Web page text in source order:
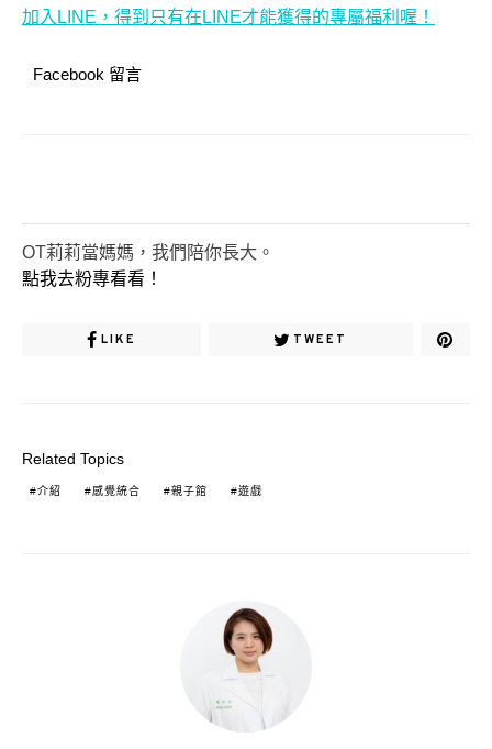
加入LINE，得到只有在LINE才能獲得的專屬福利喔！
Facebook 留言
OT莉莉當媽媽，我們陪你長大。
點我去粉專看看！
LIKE TWEET
Related Topics
介紹 感覺統合 親子館 遊戲